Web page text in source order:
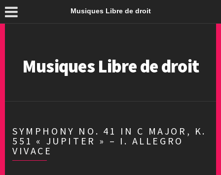
Musiques Libre de droit
Musiques Libre de droit
SYMPHONY NO. 41 IN C MAJOR, K.
551 « JUPITER » – I. ALLEGRO
VIVACE